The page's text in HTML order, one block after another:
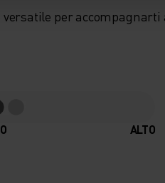
per accompagnarti
ALTO